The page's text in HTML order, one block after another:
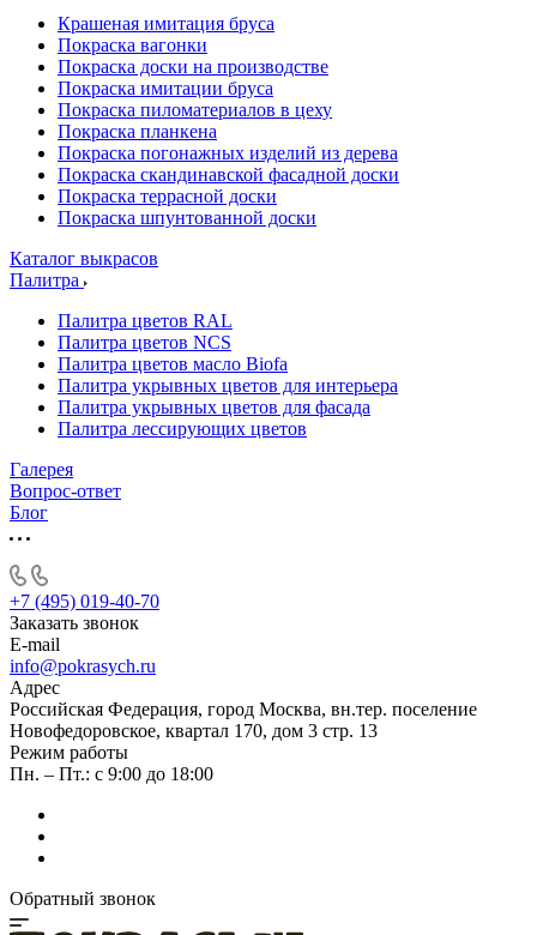
Крашеная имитация бруса
Покраска вагонки
Покраска доски на производстве
Покраска имитации бруса
Покраска пиломатериалов в цеху
Покраска планкена
Покраска погонажных изделий из дерева
Покраска скандинавской фасадной доски
Покраска террасной доски
Покраска шпунтованной доски
Каталог выкрасов
Палитра
Палитра цветов RAL
Палитра цветов NCS
Палитра цветов масло Biofa
Палитра укрывных цветов для интерьера
Палитра укрывных цветов для фасада
Палитра лессирующих цветов
Галерея
Вопрос-ответ
Блог
+7 (495) 019-40-70
Заказать звонок
E-mail
info@pokrasych.ru
Адрес
Российская Федерация, город Москва, вн.тер. поселение
Новофедоровское, квартал 170, дом 3 стр. 13
Режим работы
Пн. – Пт.: с 9:00 до 18:00
Обратный звонок